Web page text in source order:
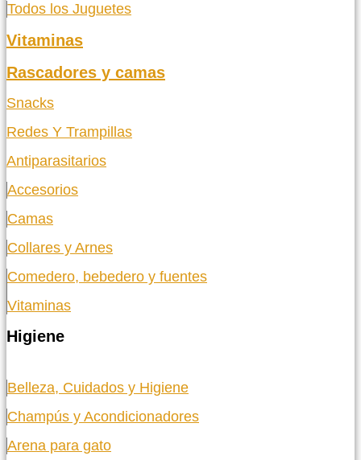
Todos los Juguetes
Vitaminas
Rascadores y camas
Snacks
Redes Y Trampillas
Antiparasitarios
Accesorios
Camas
Collares y Arnes
Comedero, bebedero y fuentes
Vitaminas
Higiene
Belleza, Cuidados y Higiene
Champús y Acondicionadores
Arena para gato